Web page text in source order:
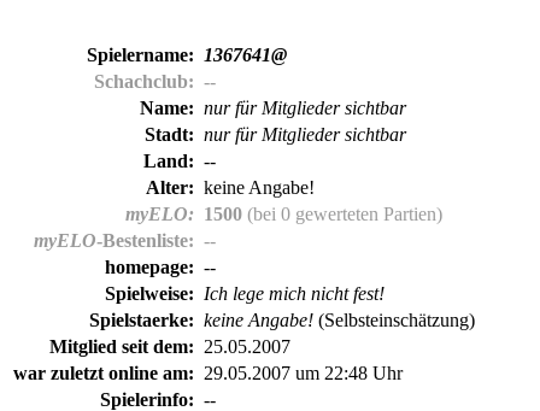
Spielername:
1367641@
Schachclub: --
Name: nur für Mitglieder sichtbar
Stadt: nur für Mitglieder sichtbar
Land: --
Alter: keine Angabe!
myELO: 1500 (bei 0 gewerteten Partien)
myELO-Bestenliste: --
homepage: --
Spielweise: Ich lege mich nicht fest!
Spielstaerke: keine Angabe! (Selbsteinschätzung)
Mitglied seit dem: 25.05.2007
war zuletzt online am: 29.05.2007 um 22:48 Uhr
Spielerinfo: --